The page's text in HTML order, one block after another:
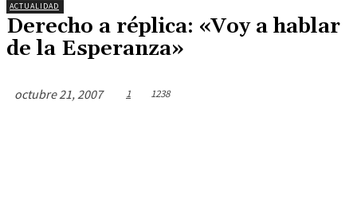
ACTUALIDAD
Derecho a réplica: «Voy a hablar
de la Esperanza»
octubre 21, 2007 1 1238